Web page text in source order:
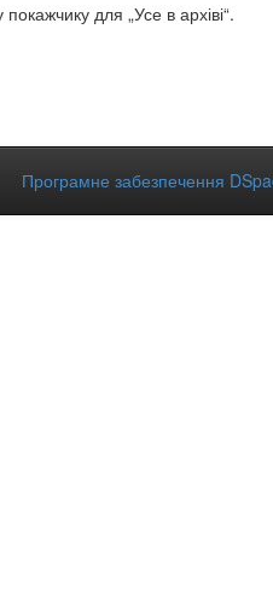
для „Усе в архіві“.
Програмне забезпечення